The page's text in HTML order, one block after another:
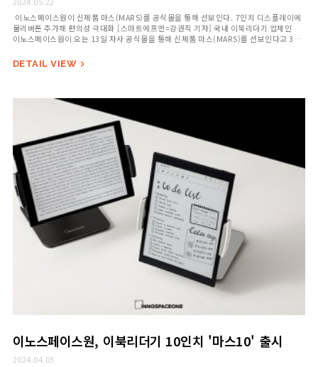
이노스페이스원이 신제품 마스(MARS)를 공식몰을 통해 선보인다. 7인치 디스플레이에
물리버튼 추가해 편의성 극대화 [스마트에프엔=강권직 기자] 국내 이북리더기 업체인
이노스페이스원이 오는 13일 자사 공식몰을 통해 신제품 마스(MARS)를 선보인다고 3일
64GB의 넉넉한 저장공간과 최대 32GB의 추가 공간을 확보할 수 있는 확장슬롯도 보유해
DETAIL VIEW 
이노스페이스원, 이북리더기 10인치 '마스10' 출시
2024.04.03